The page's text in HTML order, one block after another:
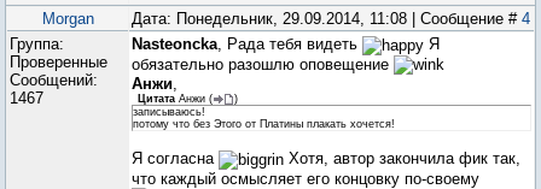
Morgan Дата: Понедельник, 29.09.2014, 11:08 | Сообщение # 4
Группа:
Проверенные
Сообщений:
1467
Nasteoncka, Рада тебя видеть
Я
обязательно разошлю оповещение
Анжи,
Цитата Анжи (
)
записываюсь!
потому что без Этого от Платины плакать хочется!
Я согласна
Хотя, автор закончила фик так,
что каждый осмысляет его концовку по-своему